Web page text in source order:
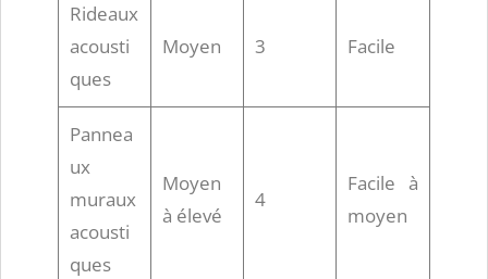
Rideaux
acousti
ques
Moyen 3 Facile
Pannea
ux
muraux
acousti
ques
Moyen
à élevé
4
Facile à
moyen